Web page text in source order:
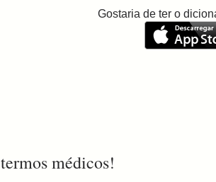
Gostaria de ter o
termos médicos!